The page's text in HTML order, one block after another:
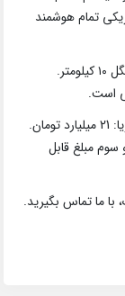
تمام هوشمند
است.
مبلغ قابل
ما تماس بگیرید.